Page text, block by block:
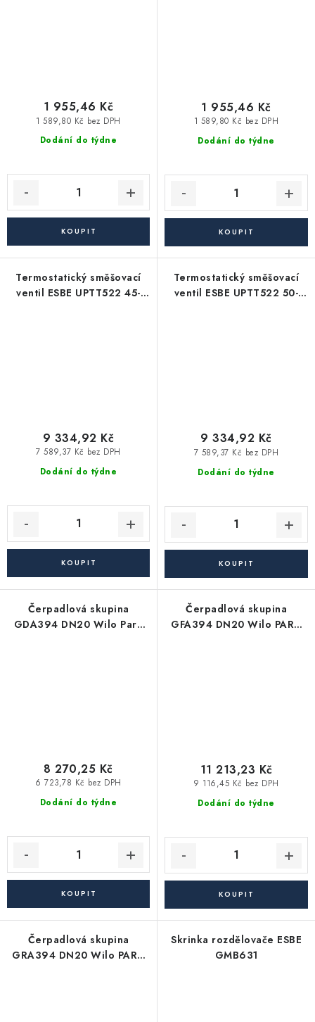
Dodání do týdne
1 589,80 Kč bez DPH
1 955,46 Kč
Dodání do týdne
1 589,80 Kč bez DPH
1 955,46 Kč
Termostatický směšovací
ventil ESBE UPTT522 45-
Dodání do týdne
7 589,37 Kč bez DPH
9 334,92 Kč
Termostatický směšovací
ventil ESBE UPTT522 50-
Dodání do týdne
7 589,37 Kč bez DPH
9 334,92 Kč
Čerpadlová skupina
GDA394 DN20 Wilo Para
Dodání do týdne
6 723,78 Kč bez DPH
8 270,25 Kč
Čerpadlová skupina
GFA394 DN20 Wilo PARA
Dodání do týdne
9 116,45 Kč bez DPH
11 213,23 Kč
Čerpadlová skupina
GRA394 DN20 Wilo PARA
Skrinka rozdělovače ESBE
GMB631